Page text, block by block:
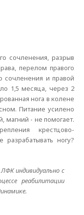
сочленения, разрыв
перелом правого
сочленения и правой
1,5 месяца, через 2
нога в колене
Питание усилено
магний - не помогает.
крестцово-
ногу?
индивидуально с
реабилитации